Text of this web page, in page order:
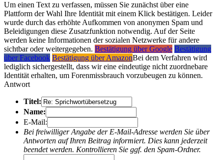
Um einen Text zu verfassen, müssen Sie zunächst über eine
Plattform der Wahl Ihre Identität mit einem Klick bestätigen. Leider
wurde durch das erhöhte Aufkommen von anonymen Spam und
Beleidigungen diese Zusatzfunktion notwendig. Auf der Seite
werden keine Informationen der sozialen Netzwerke für andere
sichtbar oder weitergegeben. Bestätigung über Google Bestätigung
über Facebook Bestätigung über AmazonBei dem Verfahren wird
lediglich sichergestellt, dass wir eine eindeutige nicht zuordnebare
Identität erhalten, um Forenmissbrauch vorzubeugen zu können.
Antwort
Titel:
Name:
E-Mail:
Bei freiwilliger Angabe der E-Mail-Adresse werden Sie über
Antworten auf Ihren Beitrag informiert. Dies kann jederzeit
beendet werden. Kontrollieren Sie ggf. den Spam-Ordner.